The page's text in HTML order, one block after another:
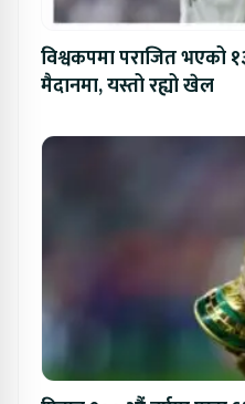
विश्वकपमा पराजित भएको
मैदानमा, यस्तो रह्यो खेल